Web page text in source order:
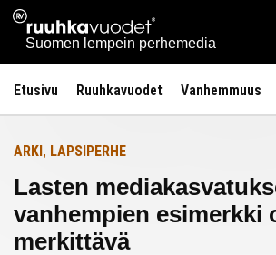
Siirry
sisältöön
Ruuhkavuodet.fi
Suomen lempein perhemedia
Etusivu Ruuhkavuodet Vanhemmuus
Etusivulle
ARKI , LAPSIPERHE
Lasten
vanhempien esimerkki
merkittävä